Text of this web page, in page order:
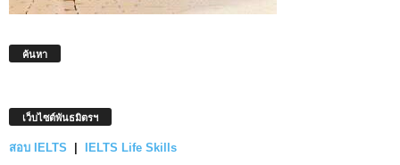
ค้นหา
เว็บไซต์พันธมิตรฯ
สอบ IELTS | IELTS Life Skills